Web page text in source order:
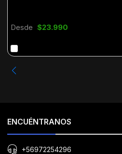
Desde $23.990
ENCUÉNTRANOS
+56972254296